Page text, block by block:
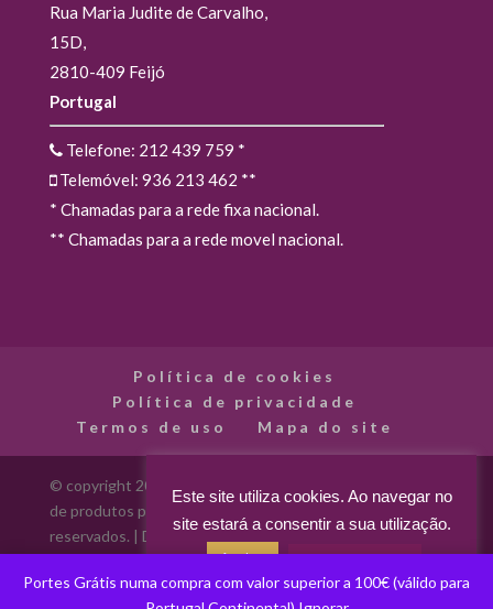
Rua Maria Judite de Carvalho,
15D,
2810-409 Feijó
Portugal
Telefone: 212 439 759 *
Telemóvel: 936 213 462 **
* Chamadas para a rede fixa nacional.
** Chamadas para a rede movel nacional.
Política de cookies
Política de privacidade
Termos de uso
Mapa do site
© copyright 2012 - 2026 Madarte - Madarte - Loja Online
de produtos para artes decorativas. Todos os direitos
reservados. | Desenvolvido por
Este site utiliza cookies. Ao navegar no
site estará a consentir a sua utilização.
Aceitar
Portes Grátis numa compra com valor superior a 100€ (válido para